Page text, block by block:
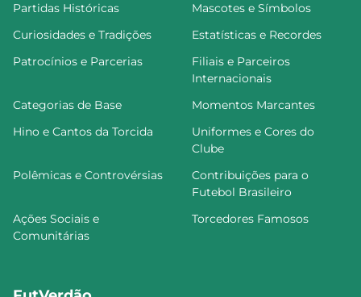
Partidas Históricas
Mascotes e Símbolos
Curiosidades e Tradições
Estatísticas e Recordes
Patrocínios e Parcerias
Filiais e Parceiros
Internacionais
Categorias de Base
Momentos Marcantes
Hino e Cantos da Torcida
Uniformes e Cores do
Clube
Polêmicas e Controvérsias
Contribuições para o
Futebol Brasileiro
Ações Sociais e
Comunitárias
Torcedores Famosos